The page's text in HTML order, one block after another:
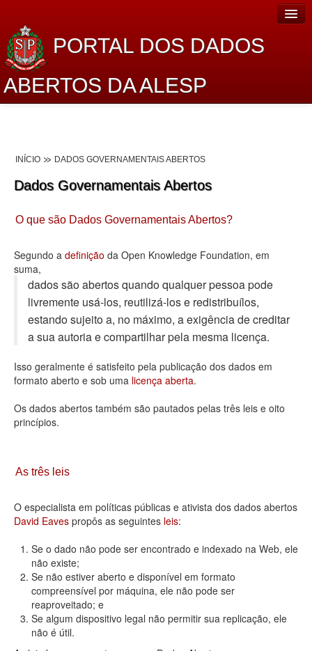
PORTAL DOS DADOS
ABERTOS DA ALESP
Lei de Acesso à Informação
Dados Governamentais Abertos
Planejamento
Catálogo de dados
Processo Legislativo
Deputados Estaduais
Administração
Legislação
Agenda
Contato
INÍCIO DADOS GOVERNAMENTAIS ABERTOS
Dados Governamentais Abertos
O que são Dados Governamentais Abertos?
Segundo a definição da Open Knowledge Foundation, em
suma,
dados são abertos quando qualquer pessoa pode
livremente usá-los, reutilizá-los e redistribuí­los,
estando sujeito a, no máximo, a exigência de creditar
a sua autoria e compartilhar pela mesma licença.
Isso geralmente é satisfeito pela publicação dos dados em
formato aberto e sob uma licença aberta.
Os dados abertos também são pautados pelas três leis e oito
princípios.
As três leis
O especialista em políticas públicas e ativista dos dados abertos
David Eaves propôs as seguintes leis:
Se o dado não pode ser encontrado e indexado na Web, ele
não existe;
Se não estiver aberto e disponível em formato
compreensível por máquina, ele não pode ser
reaproveitado; e
Se algum dispositivo legal não permitir sua replicação, ele
não é útil.